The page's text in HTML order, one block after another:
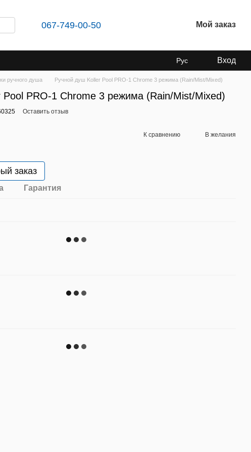
067-749-00-50 Мой заказ
Рус Вход
ручного душа Ручной душ Koller Pool PRO-1 Chrome 3 режима (Rain/Mist/Mixed)
PRO-1 Chrome 3 режима (Rain/Mist/Mixed)
Оставить отзыв
К сравнению В желания
заказ
Гарантия